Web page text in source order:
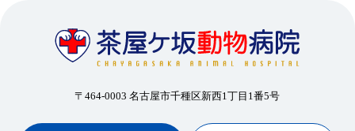
〒464-0003 名古屋市千種区新西1丁目1番5号